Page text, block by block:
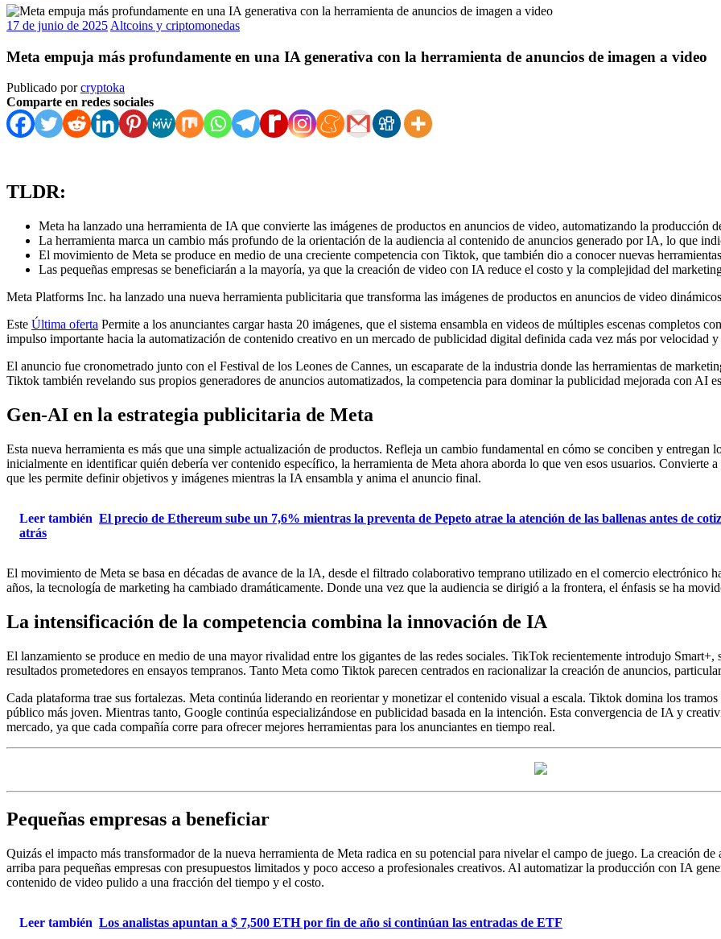
17 de junio de 2025 Altcoins y criptomonedas
Meta empuja más profundamente en una IA generativa con la herramienta de anuncios de imagen a video
Publicado porcryptoka
Comparte en redes sociales
TLDR:
Meta ha lanzado una herramienta de IA que convierte las imágenes de productos en anuncios de video, automatizando la producción
La herramienta marca un cambio más profundo de la orientación de la audiencia al contenido de anuncios generado por IA, lo que
El movimiento de Meta se produce en medio de una creciente competencia con Tiktok, que también dio a conocer nuevas
Las pequeñas empresas se beneficiarán a la mayoría, ya que la creación de video con IA reduce el costo y la complejidad del
Meta Platforms Inc. ha lanzado una nueva herramienta publicitaria que transforma las imágenes de productos en anuncios de video
Este Última oferta Permite a los anunciantes cargar hasta 20 imágenes, que el sistema ensambla en videos de múltiples escenas completos
impulso importante hacia la automatización de contenido creativo en un mercado de publicidad digital definida cada vez más por velocidad
El anuncio fue cronometrado junto con el Festival de los Leones de Cannes, un escaparate de la industria donde las herramientas de
Tiktok también revelando sus propios generadores de anuncios automatizados, la competencia para dominar la publicidad mejorada con AI
Gen-AI en la estrategia publicitaria de Meta
Esta nueva herramienta es más que una simple actualización de productos. Refleja un cambio fundamental en cómo se conciben y
inicialmente en identificar quién debería ver contenido específico, la herramienta de Meta ahora aborda lo que ven esos usuarios. Convierte
que les permite definir objetivos y imágenes mientras la IA ensambla y anima el anuncio final.
Leer también El precio de Ethereum sube un 7,6% mientras la preventa de Pepeto atrae la atención de las ballenas antes de
atrás
El movimiento de Meta se basa en décadas de avance de la IA, desde el filtrado colaborativo temprano utilizado en el comercio electrónico
años, la tecnología de marketing ha cambiado dramáticamente. Donde una vez que la audiencia se dirigió a la frontera, el énfasis se ha
La intensificación de la competencia combina la innovación de IA
El lanzamiento se produce en medio de una mayor rivalidad entre los gigantes de las redes sociales. TikTok recientemente introdujo
resultados prometedores en ensayos tempranos. Tanto Meta como Tiktok parecen centrados en racionalizar la creación de anuncios,
Cada plataforma trae sus fortalezas. Meta continúa liderando en reorientar y monetizar el contenido visual a escala. Tiktok domina los
público más joven. Mientras tanto, Google continúa especializándose en publicidad basada en la intención. Esta convergencia de IA y
mercado, ya que cada compañía corre para ofrecer mejores herramientas para los anunciantes en tiempo real.
Pequeñas empresas a beneficiar
Quizás el impacto más transformador de la nueva herramienta de Meta radica en su potencial para nivelar el campo de juego. La creación
arriba para pequeñas empresas con presupuestos limitados y poco acceso a profesionales creativos. Al automatizar la producción con IA
contenido de video pulido a una fracción del tiempo y el costo.
Leer también Los analistas apuntan a $ 7,500 ETH por fin de año si continúan las entradas de ETF